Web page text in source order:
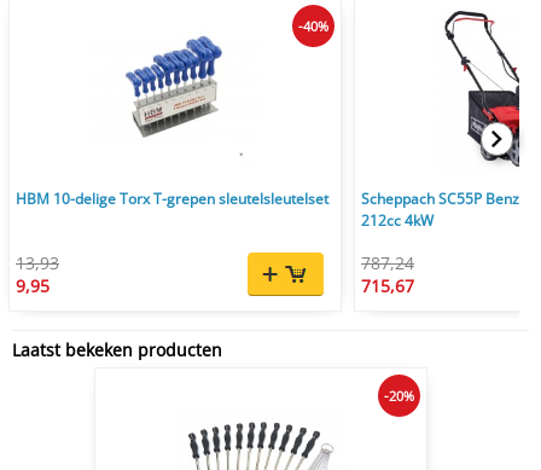
HBM 10-delige Torx T-grepen sleutelsleutelset
13,93
9,95
-40%
Scheppach SC55P
212cc 4kW
787,24
715,67
Laatst bekeken producten
-20%